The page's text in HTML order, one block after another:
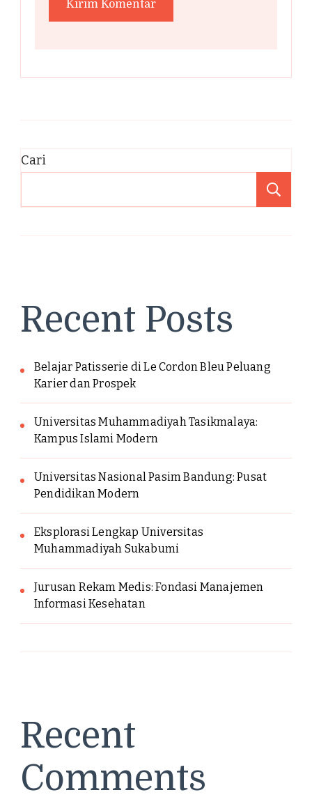
Cari
Recent Posts
Belajar Patisserie di Le Cordon Bleu Peluang
Karier dan Prospek
Universitas Muhammadiyah Tasikmalaya:
Kampus Islami Modern
Universitas Nasional Pasim Bandung: Pusat
Pendidikan Modern
Eksplorasi Lengkap Universitas
Muhammadiyah Sukabumi
Jurusan Rekam Medis: Fondasi Manajemen
Informasi Kesehatan
Recent
Comments